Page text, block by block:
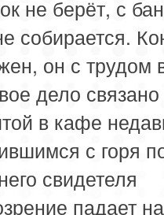
не берёт, с
собирается.
он с трудом
дело
в кафе
с горя
свидетеля
падает на